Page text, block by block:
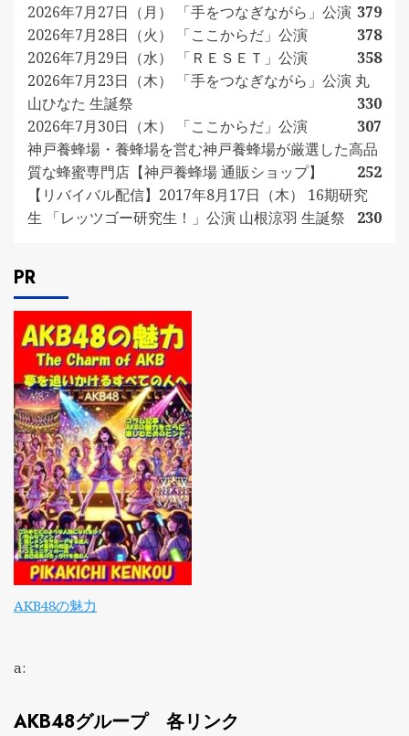
2026年7月27日（月） 「手をつなぎながら」公演 379
2026年7月28日（火） 「ここからだ」公演
378
2026年7月29日（水） 「ＲＥＳＥＴ」公演
358
2026年7月23日（木） 「手をつなぎながら」公演 丸
山ひなた 生誕祭
330
2026年7月30日（木） 「ここからだ」公演
307
神戸養蜂場・養蜂場を営む神戸養蜂場が厳選した高品
質な蜂蜜専門店【神戸養蜂場 通販ショップ】
252
【リバイバル配信】2017年8月17日（木） 16期研究
生 「レッツゴー研究生！」公演 山根涼羽 生誕祭
230
PR
AKB48の魅力
a:
AKB48グループ 各リンク